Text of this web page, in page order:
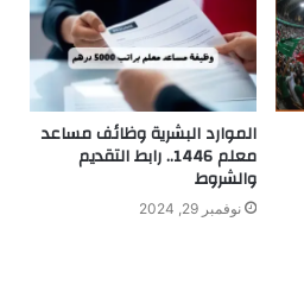
الموارد البشرية وظائف مساعد
معلم 1446.. رابط التقديم
والشروط
نوفمبر 29, 2024